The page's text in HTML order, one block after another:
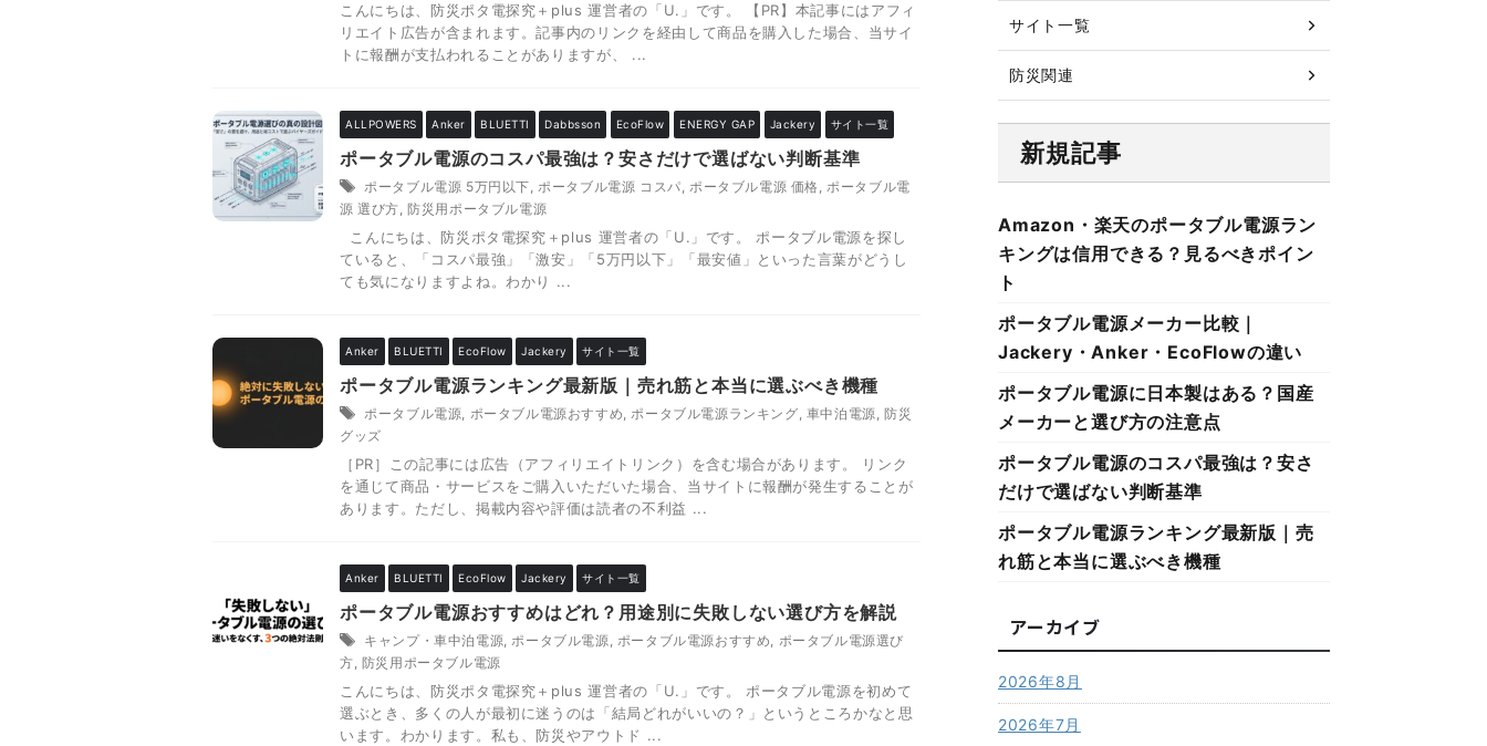
こんにちは、防災ポタ電探究＋plus 運営者の「U.」です。 【PR】本記事にはアフィ
リエイト広告が含まれます。記事内のリンクを経由して商品を購入した場合、当サイ
トに報酬が支払われることがありますが、 ...
ALLPOWERS Anker BLUETTI Dabbsson EcoFlow ENERGY GAP Jackery サイト一覧
ポータブル電源のコスパ最強は？安さだけで選ばない判断基準
ポータブル電源 5万円以下,ポータブル電源 コスパ,ポータブル電源 価格 ,ポータブル電
源 選び方,防災用ポータブル電源
こんにちは、防災ポタ電探究＋plus 運営者の「U.」です。 ポータブル電源を探し
ていると、「コスパ最強」「激安」「5万円以下」「最安値」といった言葉がどうし
ても気になりますよね。わかり ...
Anker BLUETTI EcoFlow Jackery サイト一覧
ポータブル電源ランキング最新版｜売れ筋と本当に選ぶべき機種
ポータブル電源, ポータブル電源おすすめ,ポータブル電源ランキング, 車中泊電源,防災
グッズ
［PR］この記事には広告（アフィリエイトリンク）を含む場合があります。 リンク
を通じて商品・サービスをご購入いただいた場合、当サイトに報酬が発生することが
あります。ただし、掲載内容や評価は読者の不利益 ...
Anker BLUETTI EcoFlow Jackery サイト一覧
ポータブル電源おすすめはどれ？用途別に失敗しない選び方を解説
キャンプ・車中泊電源,ポータブル電源, ポータブル電源おすすめ, ポータブル電源選び
方, 防災用ポータブル電源
こんにちは、防災ポタ電探究＋plus 運営者の「U.」です。 ポータブル電源を初めて
選ぶとき、多くの人が最初に迷うのは「結局どれがいいの？」というところかなと思
います。わかります。私も、防災やアウトド ...
サイト一覧
防災関連
新規記事
Amazon・楽天のポータブル電源ラン
キングは信用できる？見るべきポイン
ト
ポータブル電源メーカー比較｜
Jackery・Anker・EcoFlowの違い
ポータブル電源に日本製はある？国産
メーカーと選び方の注意点
ポータブル電源のコスパ最強は？安さ
だけで選ばない判断基準
ポータブル電源ランキング最新版｜売
れ筋と本当に選ぶべき機種
アーカイブ
2026年8月
2026年7月